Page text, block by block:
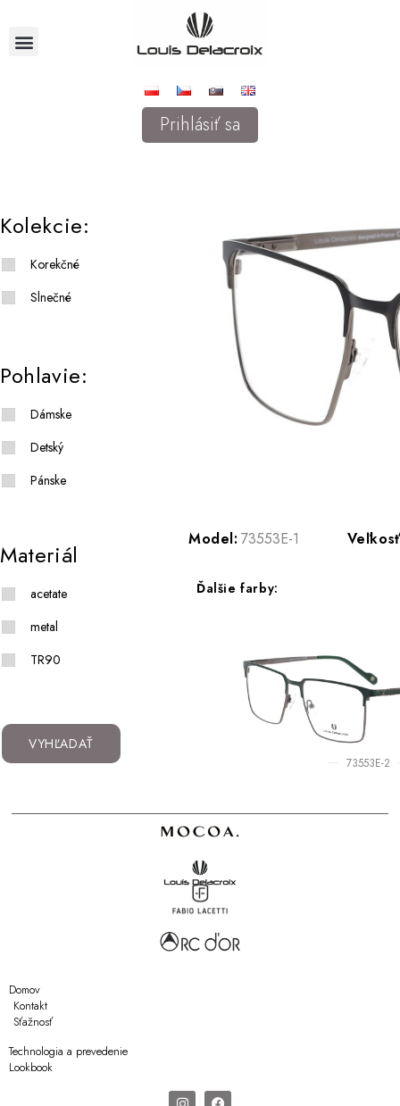
Prihlásiť sa
Kolekcie:
Korekčné
Slnečné
Pohlavie:
Dámske
Detský
Pánske
Materiál
acetate
metal
TR90
VYHĽADAŤ
Model: 73553E-1
Ďalšie farby:
73553E-2
Domov
Kontakt
Sťažnosť
Technologia a prevedenie
Lookbook